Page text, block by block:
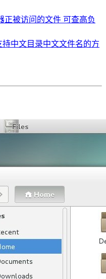
正被访问的文件 可查高负
持中文目录中文文件名的方